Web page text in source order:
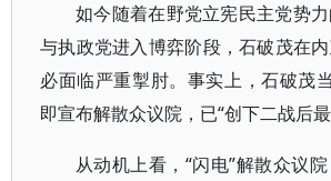
如今随着在野党立宪民主党势
与执政党进入博弈阶段，石破茂在
必面临严重掣肘。事实上，石破茂
即宣布解散众议院，已“创下二战后最
从动机上看，“闪电”解散众议